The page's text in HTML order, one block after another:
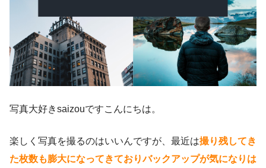
写真大好きsaizouですこんにちは。
楽しく写真を撮るのはいいんですが、最近は撮り残してき
た枚数も膨大になってきておりバックアップが気になりは